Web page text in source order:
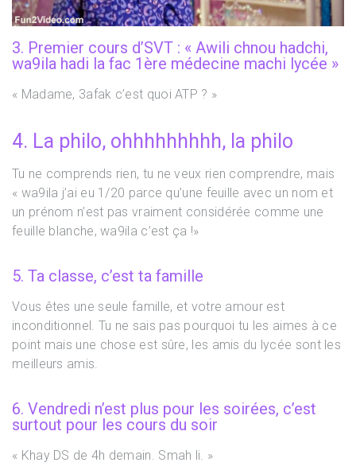
3. Premier cours d’SVT : « Awili chnou hadchi,
wa9ila hadi la fac 1 ère médecine machi lycée »
« Madame, 3afak c’est quoi ATP ? »
4. La philo, ohhhhhhhhh, la philo
Tu ne comprends rien, tu ne veux rien comprendre, mais
« wa9ila j’ai eu 1/20 parce qu’une feuille avec un nom et
un prénom n’est pas vraiment considérée comme une
feuille blanche, wa9ila c’est ça !»
5. Ta classe, c’est ta famille
Vous êtes une seule famille, et votre amour est
inconditionnel. Tu ne sais pas pourquoi tu les aimes à ce
point mais une chose est sûre, les amis du lycée sont les
meilleurs amis.
6. Vendredi n’est plus pour les soirées, c’est
surtout pour les cours du soir
« Khay DS de 4h demain. Smah li. »